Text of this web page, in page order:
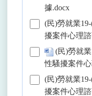
據.docx
(民)勞就業
擾案件心理
(民)勞就
性騷擾案件
(民)勞就業
擾案件心理